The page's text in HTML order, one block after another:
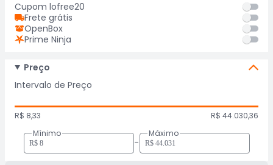
Cupom lofree20
Frete grátis
OpenBox
Prime Ninja
Preço
Intervalo de Preço
R$ 8,33
R$ 44.030,36
Mínimo
-
Máximo